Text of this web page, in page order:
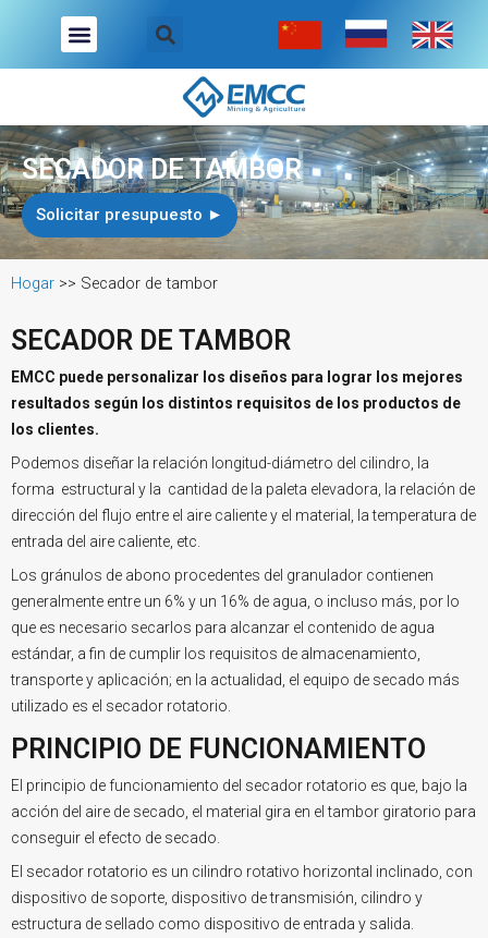
contenido
Menú Buscar
SECADOR DE TAMBOR
Solicitar presupuesto ►
Hogar >> Secador de tambor
SECADOR DE TAMBOR
EMCC puede personalizar los diseños para lograr los mejores
resultados según los distintos requisitos de los productos de
los clientes.
Podemos diseñar la relación longitud-diámetro del cilindro, la
forma estructural y la cantidad de la paleta elevadora, la relación de
dirección del flujo entre el aire caliente y el material, la temperatura de
entrada del aire caliente, etc.
Los gránulos de abono procedentes del granulador contienen
generalmente entre un 6% y un 16% de agua, o incluso más, por lo
que es necesario secarlos para alcanzar el contenido de agua
estándar, a fin de cumplir los requisitos de almacenamiento,
transporte y aplicación; en la actualidad, el equipo de secado más
utilizado es el secador rotatorio.
PRINCIPIO DE FUNCIONAMIENTO
El principio de funcionamiento del secador rotatorio es que, bajo la
acción del aire de secado, el material gira en el tambor giratorio para
conseguir el efecto de secado.
El secador rotatorio es un cilindro rotativo horizontal inclinado, con
dispositivo de soporte, dispositivo de transmisión, cilindro y
estructura de sellado como dispositivo de entrada y salida.